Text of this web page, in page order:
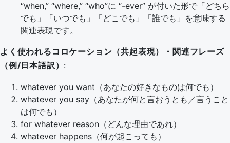
“when,” “where,” “who”に “-ever” が付いた形で「どちら
でも」「いつでも」「どこでも」「誰でも」を意味する
関連表現です。
よく使われるコロケーション（共起表現）・関連フレーズ
（例/日本語訳） :
whatever you want（あなたの好きなものは何でも）
whatever you say（あなたが何と言おうとも／言うこと
は何でも）
for whatever reason（どんな理由であれ）
whatever happens（何が起こっても）